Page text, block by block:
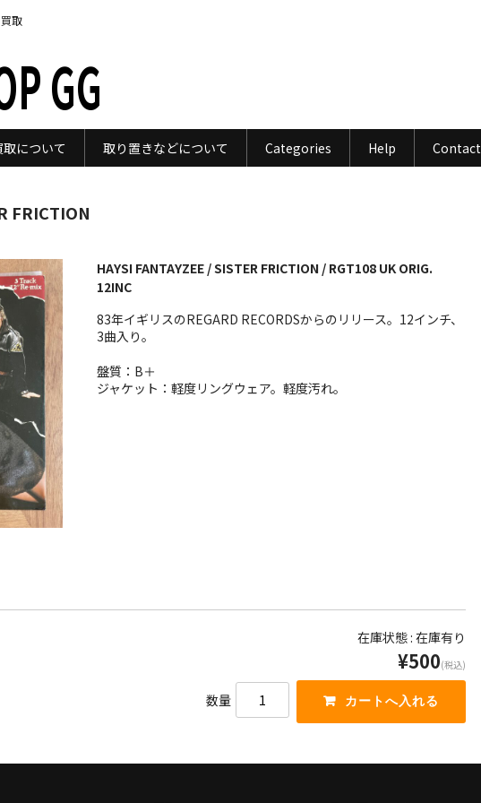
取
GG
取について 取り置きなどについて Categories Help Contact
FRICTION
HAYSI FANTAYZEE / SISTER FRICTION / RGT108 UK ORIG.
12INC
83年イギリスのREGARD RECORDSからのリリース。12インチ、
3曲入り。
盤質：B＋
ジャケット：軽度リングウェア。軽度汚れ。
在庫状態 : 在庫有り
¥500(税込)
数量